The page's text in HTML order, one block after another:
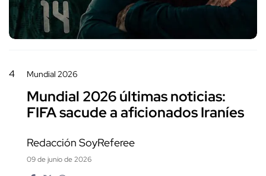
4 Mundial 2026
Mundial 2026 últimas noticias:
FIFA sacude a aficionados Iraníes
Redacción SoyReferee
09 de junio de 2026